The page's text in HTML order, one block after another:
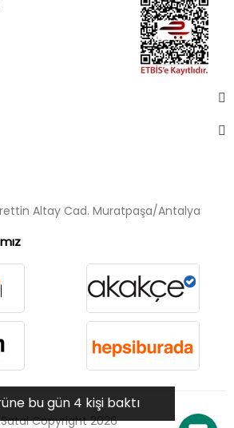
bu gün 4 kişi baktı
Altay Cad. Muratpaşa/Antalya
Copyright 2026